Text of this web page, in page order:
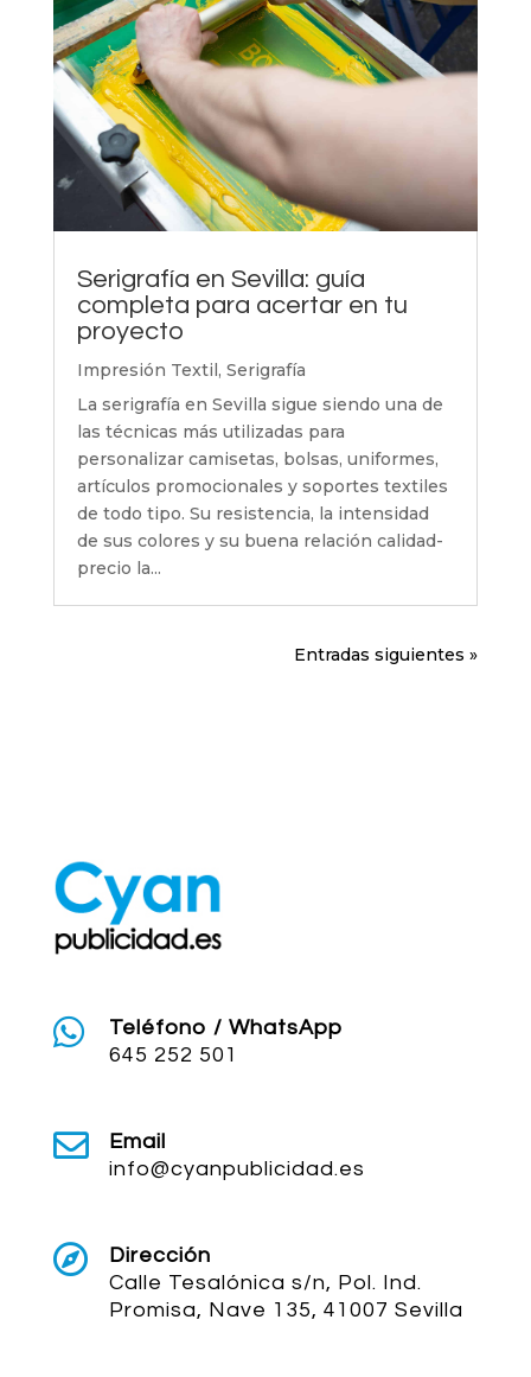
Serigrafía en Sevilla: guía
completa para acertar en tu
proyecto
Impresión Textil, Serigrafía
La serigrafía en Sevilla sigue siendo una de
las técnicas más utilizadas para
personalizar camisetas, bolsas, uniformes,
artículos promocionales y soportes textiles
de todo tipo. Su resistencia, la intensidad
de sus colores y su buena relación calidad-
precio la...
Entradas siguientes »

Teléfono / WhatsApp
645 252 501

Email
info@cyanpublicidad.es

Dirección
Calle Tesalónica s/n, Pol. Ind.
Promisa, Nave 135, 41007 Sevilla